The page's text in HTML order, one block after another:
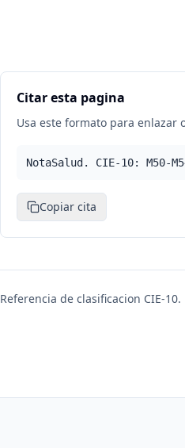
Citar esta pagina
Usa este formato para enlazar
NotaSalud. CIE-10: M50-
Copiar cita
Referencia de clasificacion CIE-